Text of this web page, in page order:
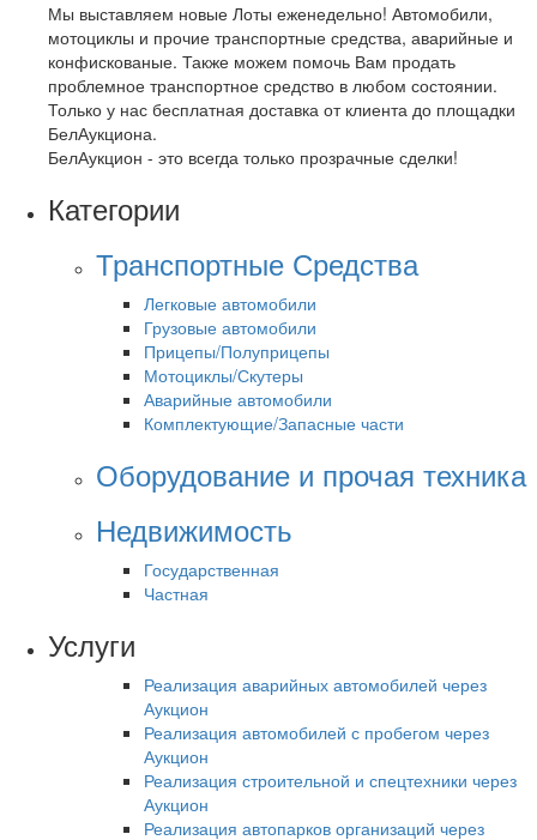
Мы выставляем новые Лоты еженедельно! Автомобили,
мотоциклы и прочие транспортные средства, аварийные и
конфискованые. Также можем помочь Вам продать
проблемное транспортное средство в любом состоянии.
Только у нас бесплатная доставка от клиента до площадки
БелАукциона.
БелАукцион - это всегда только прозрачные сделки!
Категории
Транспортные Средства
Легковые автомобили
Грузовые автомобили
Прицепы/Полуприцепы
Мотоциклы/Скутеры
Аварийные автомобили
Комплектующие/Запасные части
Оборудование и прочая техника
Недвижимость
Государственная
Частная
Услуги
Реализация аварийных автомобилей через
Аукцион
Реализация автомобилей с пробегом через
Аукцион
Реализация строительной и спецтехники через
Аукцион
Реализация автопарков организаций через